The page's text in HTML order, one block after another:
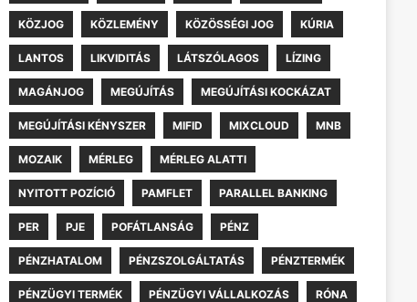
KÖZJOG KÖZLEMÉNY KÖZÖSSÉGI JOG KÚRIA
LANTOS LIKVIDITÁS LÁTSZÓLAGOS LÍZING
MAGÁNJOG MEGÚJÍTÁS MEGÚJÍTÁSI KOCKÁZAT
MEGÚJÍTÁSI KÉNYSZER MIFID MIXCLOUD MNB
MOZAIK MÉRLEG MÉRLEG ALATTI
NYITOTT POZÍCIÓ PAMFLET PARALLEL BANKING
PER PJE POFÁTLANSÁG PÉNZ
PÉNZHATALOM PÉNZSZOLGÁLTATÁS PÉNZTERMÉK
PÉNZÜGYI TERMÉK PÉNZÜGYI VÁLLALKOZÁS RÓNA